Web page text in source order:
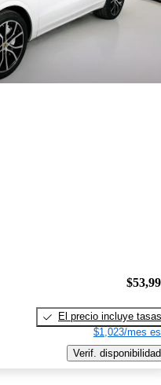
El precio incluye tasas
$1,023/mes
Verif. disponibilidad